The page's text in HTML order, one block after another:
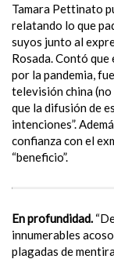
Tamara Pettinato
relatando lo que
suyos junto al
Rosada. Contó
por la pandemia,
televisión china
que la difusión de
intenciones”.
confianza con el
“beneficio”.
En profundidad.
innumerables
plagadas de